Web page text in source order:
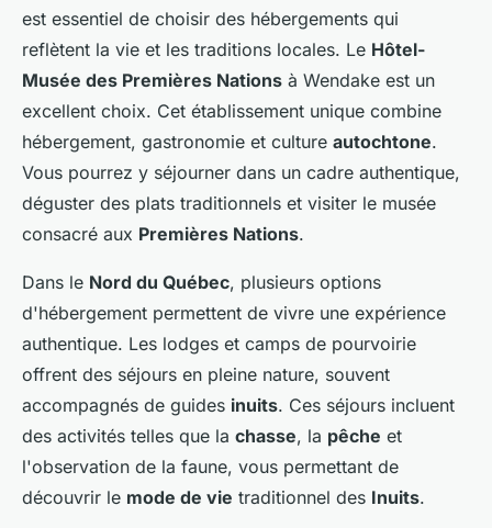
est essentiel de choisir des hébergements qui
reflètent la vie et les traditions locales. Le Hôtel-
Musée des Premières Nations à Wendake est un
excellent choix. Cet établissement unique combine
hébergement, gastronomie et culture autochtone.
Vous pourrez y séjourner dans un cadre authentique,
déguster des plats traditionnels et visiter le musée
consacré aux Premières Nations.
Dans le Nord du Québec, plusieurs options
d'hébergement permettent de vivre une expérience
authentique. Les lodges et camps de pourvoirie
offrent des séjours en pleine nature, souvent
accompagnés de guides inuits. Ces séjours incluent
des activités telles que la chasse, la pêche et
l'observation de la faune, vous permettant de
découvrir le mode de vie traditionnel des Inuits.